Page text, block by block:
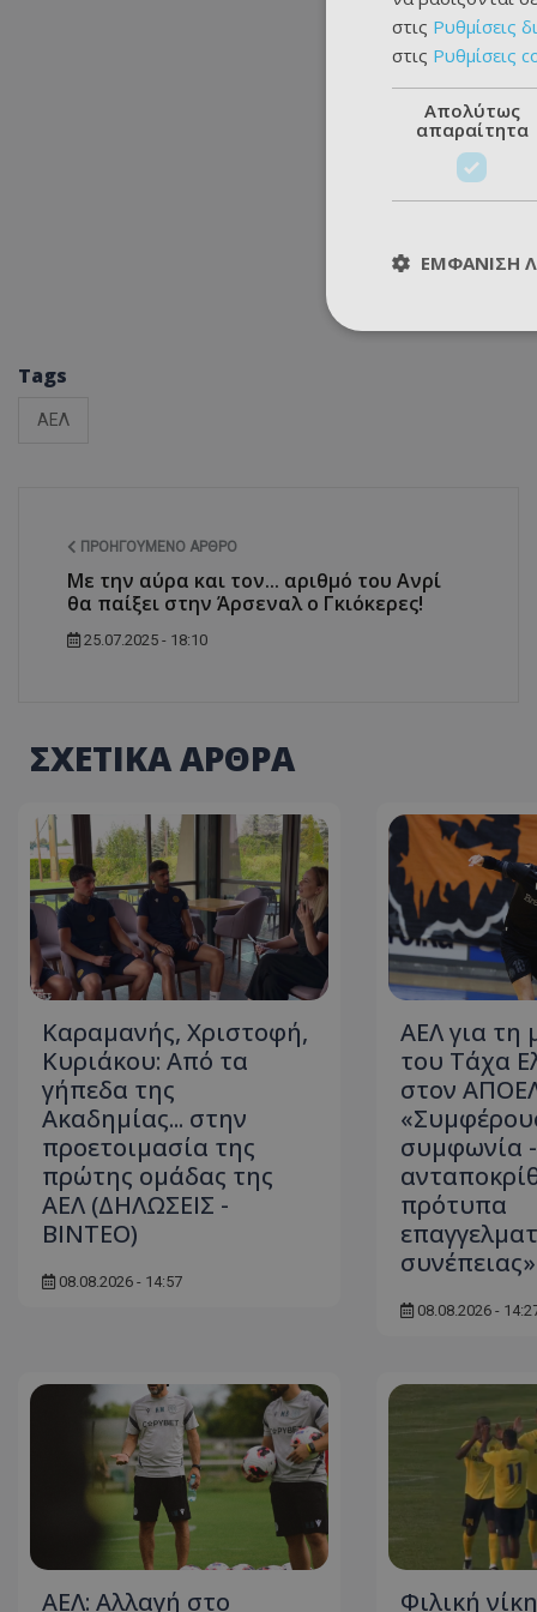
Tags
ΑΕΛ
ΠΡΟΗΓΟΎΜΕΝΟ ΆΡΘΡΟ
Με την αύρα και τον... αριθμό του Ανρί
θα παίξει στην Άρσεναλ ο Γκιόκερες!
25.07.2025 - 18:10
ΣΧΕΤΙΚΑ ΑΡΘΡΑ
Καραμανής, Χριστοφή,
Κυριάκου: Από τα
γήπεδα της
Ακαδημίας... στην
προετοιμασία της
πρώτης ομάδας της
ΑΕΛ (ΔΗΛΩΣΕΙΣ -
ΒΙΝΤΕΟ)
08.08.2026 - 14:57
ΑΕΛ για τη
του Τάχα
στον
συμφωνία
πρότυπα
συνέπειας»
08.08.2026 -
ΑΕΛ: Αλλαγή στο Φιλική
στις Ρυθμίσεις
στις Ρυθμίσεις
Απολύτως
απαραίτητα
ΕΜΦΆΝΙΣΗ